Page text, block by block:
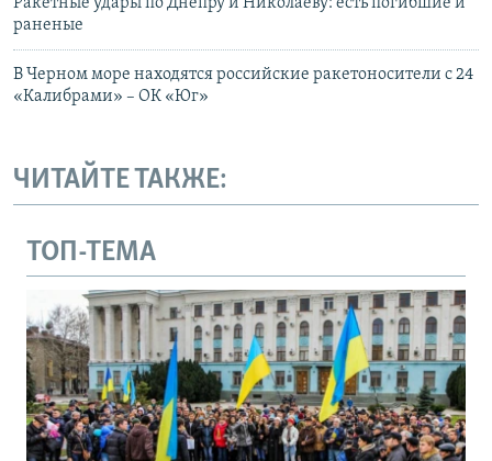
Ракетные удары по Днепру и Николаеву: есть погибшие и
раненые
В Черном море находятся российские ракетоносители с 24
«Калибрами» – ОК «Юг»
ЧИТАЙТЕ ТАКЖЕ:
ТОП-ТЕМА